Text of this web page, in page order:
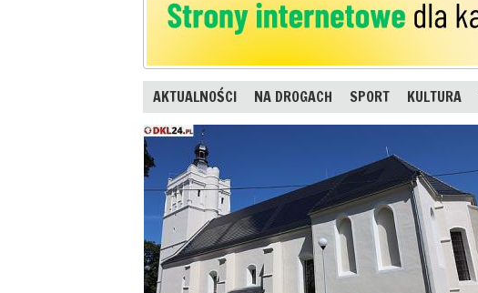
AKTUALNOŚCI NA DROGACH SPORT KULTURA